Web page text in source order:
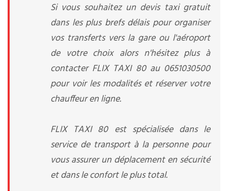
Si vous souhaitez un devis taxi gratuit
dans les plus brefs délais pour organiser
vos transferts vers la gare ou l'aéroport
de votre choix alors n'hésitez plus à
contacter FLIX TAXI 80 au 0651030500
pour voir les modalités et réserver votre
chauffeur en ligne.
FLIX TAXI 80 est spécialisée dans le
service de transport à la personne pour
vous assurer un déplacement en sécurité
et dans le confort le plus total.